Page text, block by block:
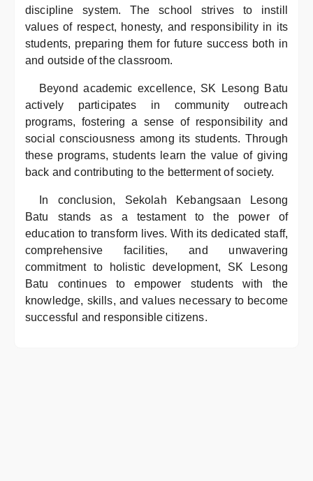
discipline system. The school strives to instill
values of respect, honesty, and responsibility in its
students, preparing them for future success both in
and outside of the classroom.
Beyond academic excellence, SK Lesong Batu
actively participates in community outreach
programs, fostering a sense of responsibility and
social consciousness among its students. Through
these programs, students learn the value of giving
back and contributing to the betterment of society.
In conclusion, Sekolah Kebangsaan Lesong
Batu stands as a testament to the power of
education to transform lives. With its dedicated staff,
comprehensive facilities, and unwavering
commitment to holistic development, SK Lesong
Batu continues to empower students with the
knowledge, skills, and values necessary to become
successful and responsible citizens.